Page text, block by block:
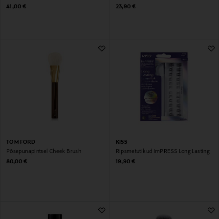
Original Price
41,00 €
Original Price
23,90 €
TOM FORD
Põsepunapintsel Cheek Brush
Original Price
80,00 €
KISS
Ripsmetutikud ImPRESS Long Lasting
Original Price
19,90 €